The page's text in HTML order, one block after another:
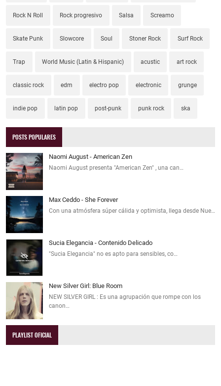
Rock N Roll Rock progresivo Salsa Screamo
Skate Punk Slowcore Soul Stoner Rock Surf Rock
Trap World Music (Latin & Hispanic) acustic art rock
classic rock edm electro pop electronic grunge
indie pop latin pop post-punk punk rock ska
POSTS POPULARES
Naomi August - American Zen
Naomi August presenta "American Zen" , una can…
Max Ceddo - She Forever
Con una atmósfera súper cálida y optimista, llega desde Nue…
Sucia Elegancia - Contenido Delicado
"Sucia Elegancia" no es apto para sensibles, co…
New Silver Girl: Blue Room
NEW SILVER GIRL : Es una agrupación que rompe con los
canon…
PLAYLIST OFICIAL